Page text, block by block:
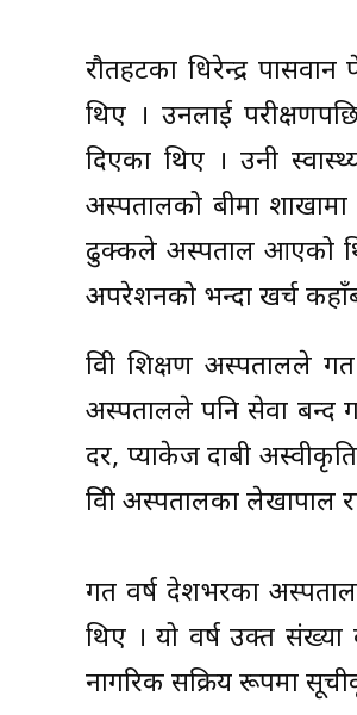
रौतहटका धिरेन्द्र
थिए । उनलाई
दिएका थिए । उनी
अस्पतालको बीमा
ढुक्कले अस्पताल आएको
अपरेशनको भन्दा खर्च
त्रिवी शिक्षण अस्पतालले
अस्पतालले पनि सेवा बन्द
दर, प्याकेज दाबी
त्रिवी अस्पतालका लेखापाल
गत वर्ष देशभरका
थिए । यो वर्ष उक्त
नागरिक सक्रिय रूपमा